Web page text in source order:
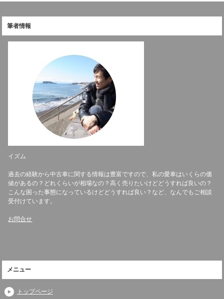
筆者情報
イズム
過去の経験から中古車に関する情報は豊富ですので、私の愛車はいくらの価
値があるの？どれくらいが相場なの？高く売りたいけどどうすれば良いの？
こんな困った事態になっているけどどうすれば良い？など、なんでもご相談
受付けています。
お問合せ
メニュー
トップページ